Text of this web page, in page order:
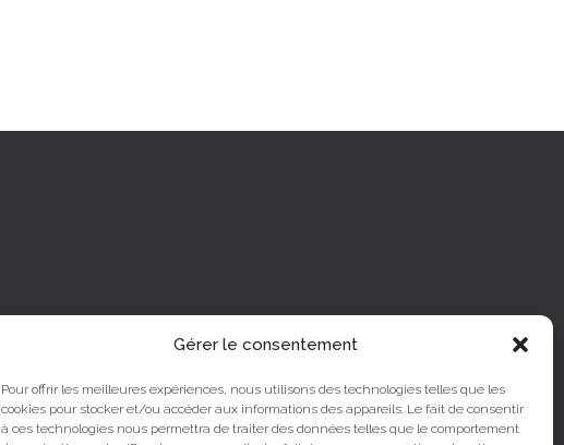
Gérer le consentement
Pour offrir les meilleures expériences, nous utilisons des technologies telles que les
cookies pour stocker et/ou accéder aux informations des appareils. Le fait de consentir
à ces technologies nous permettra de traiter des données telles que le comportement